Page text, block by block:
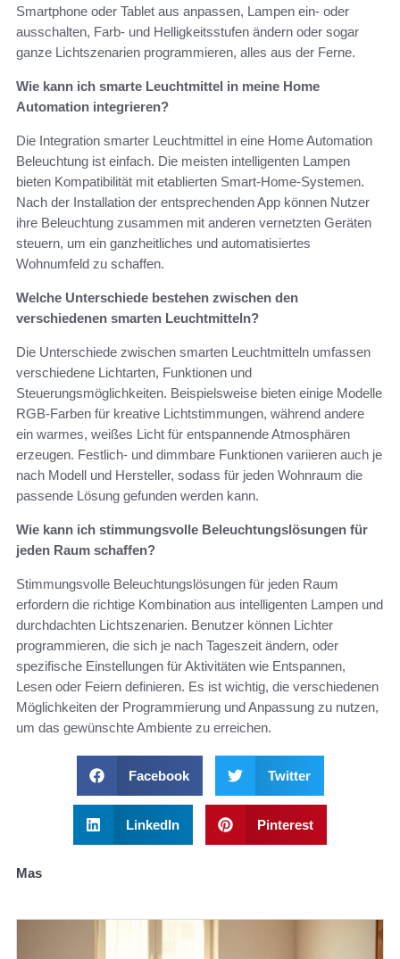
Smartphone oder Tablet aus anpassen, Lampen ein- oder
ausschalten, Farb- und Helligkeitsstufen ändern oder sogar
ganze Lichtszenarien programmieren, alles aus der Ferne.
Wie kann ich smarte Leuchtmittel in meine Home
Automation integrieren?
Die Integration smarter Leuchtmittel in eine Home Automation
Beleuchtung ist einfach. Die meisten intelligenten Lampen
bieten Kompatibilität mit etablierten Smart-Home-Systemen.
Nach der Installation der entsprechenden App können Nutzer
ihre Beleuchtung zusammen mit anderen vernetzten Geräten
steuern, um ein ganzheitliches und automatisiertes
Wohnumfeld zu schaffen.
Welche Unterschiede bestehen zwischen den
verschiedenen smarten Leuchtmitteln?
Die Unterschiede zwischen smarten Leuchtmitteln umfassen
verschiedene Lichtarten, Funktionen und
Steuerungsmöglichkeiten. Beispielsweise bieten einige Modelle
RGB-Farben für kreative Lichtstimmungen, während andere
ein warmes, weißes Licht für entspannende Atmosphären
erzeugen. Festlich- und dimmbare Funktionen variieren auch je
nach Modell und Hersteller, sodass für jeden Wohnraum die
passende Lösung gefunden werden kann.
Wie kann ich stimmungsvolle Beleuchtungslösungen für
jeden Raum schaffen?
Stimmungsvolle Beleuchtungslösungen für jeden Raum
erfordern die richtige Kombination aus intelligenten Lampen und
durchdachten Lichtszenarien. Benutzer können Lichter
programmieren, die sich je nach Tageszeit ändern, oder
spezifische Einstellungen für Aktivitäten wie Entspannen,
Lesen oder Feiern definieren. Es ist wichtig, die verschiedenen
Möglichkeiten der Programmierung und Anpassung zu nutzen,
um das gewünschte Ambiente zu erreichen.
Facebook Twitter
LinkedIn Pinterest
Mas